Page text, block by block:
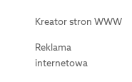
Kreator stron WWW
Reklama
internetowa